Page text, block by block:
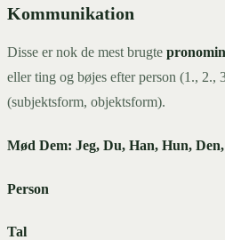
Kommunikation
Disse er nok de mest brugte
eller ting og bøjes efter person (1., 2.,
(subjektsform, objektsform).
Mød Dem: Jeg, Du, Han, Hun,
Person
Tal